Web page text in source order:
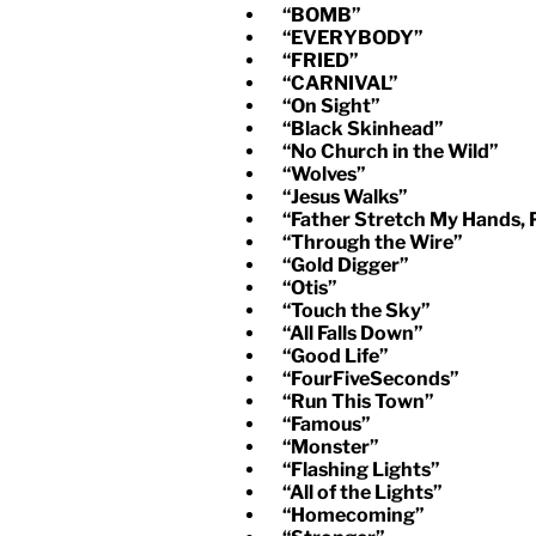
“BOMB”
“EVERYBODY”
“FRIED”
“CARNIVAL”
“On Sight”
“Black Skinhead”
“No Church in the Wild”
“Wolves”
“Jesus Walks”
“Father Stretch My Hands,
“Through the Wire”
“Gold Digger”
“Otis”
“Touch the Sky”
“All Falls Down”
“Good Life”
“FourFiveSeconds”
“Run This Town”
“Famous”
“Monster”
“Flashing Lights”
“All of the Lights”
“Homecoming”